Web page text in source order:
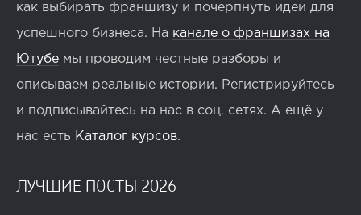
как выбирать франшизу и почерпнуть идеи для
успешного бизнеса. На канале о франшизах на
Ютубе мы проводим честные разборы и
описываем реальные истории. Регистрируйтесь
и подписывайтесь на нас в соц. сетях. А ещё у
нас есть Каталог курсов.
ЛУЧШИЕ ПОСТЫ 2026